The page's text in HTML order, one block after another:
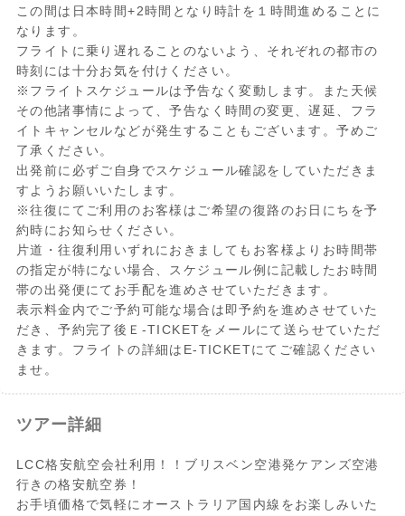
この間は日本時間+2時間となり時計を１時間進めることに
なります。
フライトに乗り遅れることのないよう、それぞれの都市の
時刻には十分お気を付けください。
※フライトスケジュールは予告なく変動します。また天候
その他諸事情によって、予告なく時間の変更、遅延、フラ
イトキャンセルなどが発生することもございます。予めご
了承ください。
出発前に必ずご自身でスケジュール確認をしていただきま
すようお願いいたします。
※往復にてご利用のお客様はご希望の復路のお日にちを予
約時にお知らせください。
片道・往復利用いずれにおきましてもお客様よりお時間帯
の指定が特にない場合、スケジュール例に記載したお時間
帯の出発便にてお手配を進めさせていただきます。
表示料金内でご予約可能な場合は即予約を進めさせていた
だき、予約完了後Ｅ-TICKETをメールにて送らせていただ
きます。フライトの詳細はE-TICKETにてご確認ください
ませ。
ツアー詳細
LCC格安航空会社利用！！ブリスベン空港発ケアンズ空港
行きの格安航空券！
お手頃価格で気軽にオーストラリア国内線をお楽しみいた